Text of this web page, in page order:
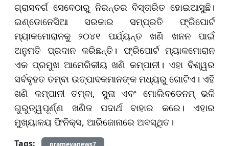
ଗ୍ରାସବର୍ଗ ସେବେଠାରୁ ନିରନ୍ତର ବିସ୍ତାରିତ ହୋଇଆସୁଛି।
ଇଣ୍ଡୋନେସିଆ ସରକାର ସମ୍ପ୍ରତି ଫ୍ରିପୋର୍ଟ
ମ୍ୟାକମୋରାନକୁ ୨୦୪୧ ପର୍ଯ୍ୟନ୍ତ ଖଣି ଖନନ ପାଇଁ
ଅନୁମତି ପ୍ରଦାନ କରିଛନ୍ତି। ଫ୍ରିପୋର୍ଟ ମ୍ୟାକମୋରାନ
ଏକ ପ୍ରମୁଖ ଆମେରିକୀୟ ଖଣି କମ୍ପାନୀ। ଏହା ବିଶ୍ୱର
ସର୍ବବୃହତ ତମ୍ବା ଉତ୍ପାଦକମାନଙ୍କ ମଧ୍ୟରୁ ଗୋଟିଏ। ଏହି
ଖଣି କମ୍ପାନୀ ତମ୍ବା, ସୁନା ଏବଂ ମୋଲିବଡେନମ୍ ଭଳି
ଗୁରୁତ୍ୱପୂର୍ଣ୍ଣ ଖଣିଜ ପଦାର୍ଥ ବାହାର କରେ। ଏହାର
ମୁଖ୍ୟାଳୟ ଫିନିକ୍ସ, ଆରିଜୋନାରେ ଅବସ୍ଥିତ।
Tags: prameyanews7